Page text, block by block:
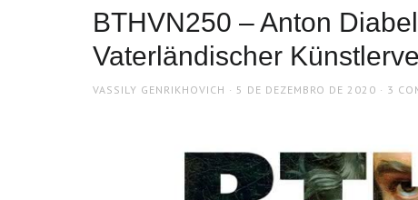
BTHVN250 – Anton
Vaterländischer
AUTHOR
VASSILY GENRIKHOVICH
POSTED
5 DE DEZEMBRO DE 2020 3